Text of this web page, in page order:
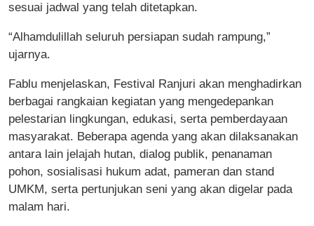
sesuai jadwal yang telah ditetapkan.
“Alhamdulillah seluruh persiapan sudah rampung,”
ujarnya.
Fablu menjelaskan, Festival Ranjuri akan menghadirkan
berbagai rangkaian kegiatan yang mengedepankan
pelestarian lingkungan, edukasi, serta pemberdayaan
masyarakat. Beberapa agenda yang akan dilaksanakan
antara lain jelajah hutan, dialog publik, penanaman
pohon, sosialisasi hukum adat, pameran dan stand
UMKM, serta pertunjukan seni yang akan digelar pada
malam hari.